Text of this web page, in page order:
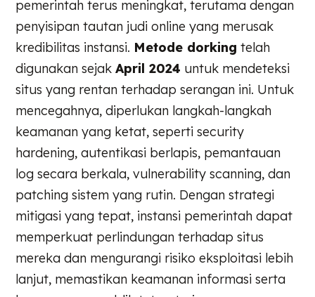
pemerintah terus meningkat, terutama dengan
penyisipan tautan judi online yang merusak
kredibilitas instansi. Metode dorking telah
digunakan sejakApril 2024 untuk mendeteksi
situs yang rentan terhadap serangan ini. Untuk
mencegahnya, diperlukan langkah-langkah
keamanan yang ketat, seperti security
hardening, autentikasi berlapis, pemantauan
log secara berkala, vulnerability scanning, dan
patching sistem yang rutin. Dengan strategi
mitigasi yang tepat, instansi pemerintah dapat
memperkuat perlindungan terhadap situs
mereka dan mengurangi risiko eksploitasi lebih
lanjut, memastikan keamanan informasi serta